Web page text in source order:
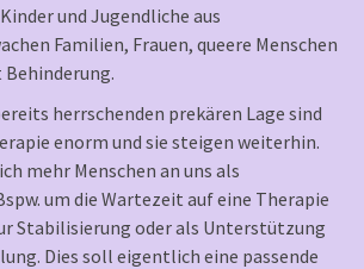
und Jugendliche aus
Familien, Frauen, queere Menschen
herrschenden prekären Lage sind
enorm und sie steigen weiterhin.
mehr Menschen an uns als
um die Wartezeit auf eine Therapie
Stabilisierung oder als Unterstützung
Dies soll eigentlich eine passende